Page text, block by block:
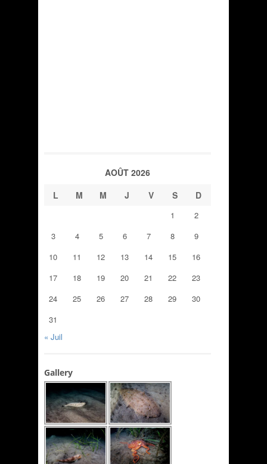
AOÛT 2026
L
M M J V S D
1
2
3
4 5 6 7 8
9
10
11 12 13 14 15
16
17
18 19 20 21 22
23
24
25 26 27 28 29
30
31
« Juil
Gallery